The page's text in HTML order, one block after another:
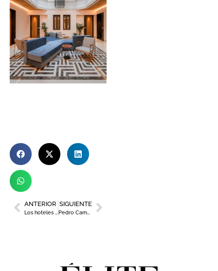
ANTERIOR
Los hoteles más exclusivos para disfrutar en la Región de Murcia
SIGUIENTE
Pedro Campillo: director general de ESP Solutions